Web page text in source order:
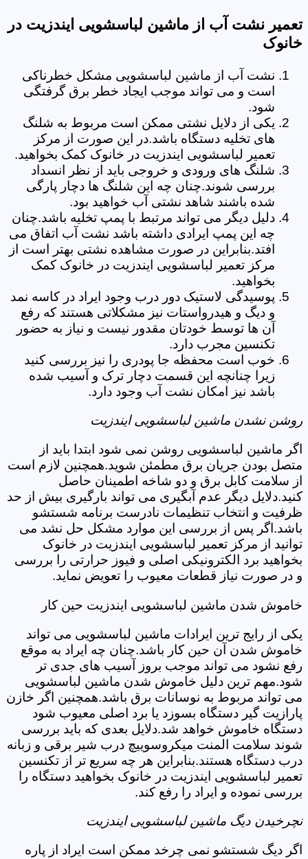
تعمیر نشت آب از ماشین لباسشویی ایندزیت در
خانوک
نشت آب از ماشین لباسشویی مشکل خطرناکی
است و می تواند موجب ایجاد خطر برق گرفتگی
شود.
یکی از دلایل نشتی ممکن است مربوط به شلنگ
های تخلیه دستگاه باشد.در این صورت از مرکز
تعمیر لباسشویی ایندزیت در خانوک کمک بخواهید.
شلنگ های ورودی و خروجی باید از نظر انسداد
بررسی شوند.چنان چه این شلنگ ها دچار پارگی
شده باشند شاهد نشتی آب خواهید بود.
دلیل دیگر می تواند مرتبط با پمپ تخلیه باشد.چنان
چه این پمپ ایرادی داشته باشد نشت آب اتفاق می
افتد.بنابراین در صورت مشاهده نشتی بهتر است از
مرکز تعمیر لباسشویی ایندزیت در خانوک کمک
بخواهید.
پوسیدگی لاستیک دور درب وجود ایراد در کاسه نمد
و دیگ و هیدرواستات نیز مشکلاتی هستند که رفع
آن ها توسط خودتان مقدور نیست و نیاز به حضور
تکنسین مجرب دارد.
خوب است محفظه جا پودری را نیز بررسی کنید
زیرا چنانچه این قسمت دچار ترک و آسیب شده
باشد نیز امکان نشت آب وجود دارد.
روشن نشدن ماشین لباسشویی ایندزیت
اگر ماشین لباسشویی روشن نمی شود ابتدا باید از
متصل بودن جریان برق مطمئن شوید.همچنین لازم است
از سلامت کابل برق و دو شاخه اطمینان حاصل
کنید.دلایل دیگر عدم آبگیری می تواند بارگیری بیش از حد
ظرفیت و انتخاب تنظیمات نادرست برنامه شستشو
باشد.اگر پس از بررسی این موارد مشکل حل نشد می
توانید از مرکز تعمیر لباسشویی ایندزیت در خانوک
بخواهید برد الکترونیکی اصلی و فیوز حرارتی را بررسی
و در صورت نیاز قطعات معیوب را تعویض نماید.
خاموش شدن ماشین لباسشویی ایندزیت حین کار
یکی از رایج ترین ایرادات ماشین لباسشویی می تواند
خاموش شدن آن حین کار باشد.چنان چه ایراد به موقع
رفع نشود می تواند موجب بروز آسیب های جدی تر
شود.مهم ترین دلیل خاموش شدن ماشین لباسشویی
می تواند مربوط به نوسانات برق باشد.همچنین اگر خازن
پارازیت گیر دستگاه بسوزد یا برد اصلی معیوب شود
دستگاه خاموش خواهد شد.دلایل بعدی که باید بررسی
شوند سلامت المنت میکروسوییچ درب شیر برقی و زبانه
درب دستگاه هستند.بنابراین هر چه سریع تر از تکنسین
تعمیر لباسشویی ایندزیت در خانوک بخواهید دستگاه را
بررسی نموده و ایراد را رفع کند.
نچرخیدن دیگ ماشین لباسشویی ایندزیت
اگر دیگ شستشو نمی چرخد ممکن است ایراد از پاره